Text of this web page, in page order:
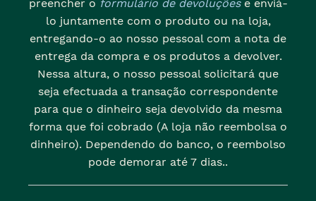
preencher o formulário de devoluçõese enviá-
lo juntamente com o produto ou na loja,
entregando-o ao nosso pessoal com a nota de
entrega da compra e os produtos a devolver.
Nessa altura, o nosso pessoal solicitará que
seja efectuada a transação correspondente
para que o dinheiro seja devolvido da mesma
forma que foi cobrado (A loja não reembolsa o
dinheiro). Dependendo do banco, o reembolso
pode demorar até 7 dias..